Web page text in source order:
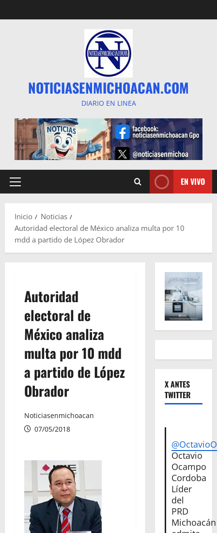
al
NOTICIASENMICHOACAN.COM
DIARIO EN LINEA
Menú
EN VIVO
Inicio
Noticias
Autoridad electoral de México analiza multa por 10
mdd a partido de López Obrador
Autoridad
electoral de
México analiza
multa por 10 mdd
a partido de López
Obrador
Noticiasenmichoacan
07/05/2018
X ANTES
TWITTER
Octavio
Ocampo
Cordoba
Líder
del
PRD
Michoacán